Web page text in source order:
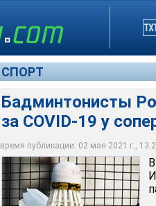
СПОРТ
Бадминтонисты
за COVID-19 у
время публикации: 02 мая 2021 г.,
В Киеве российские
победителями чемпионата
Pixabay.com